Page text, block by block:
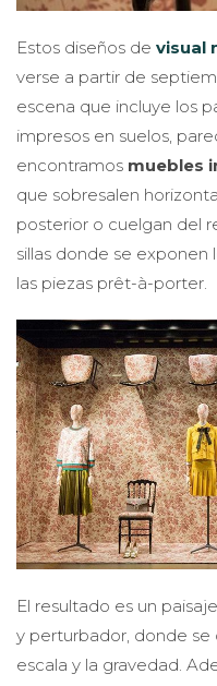
Estos diseños de visual
verse a partir de
escena que incluye los
impresos en suelos,
encontramos muebles
que sobresalen
posterior o cuelgan del
sillas donde se exponen
las piezas prêt-à-porter.
El resultado es un
y perturbador, donde se
escala y la gravedad.